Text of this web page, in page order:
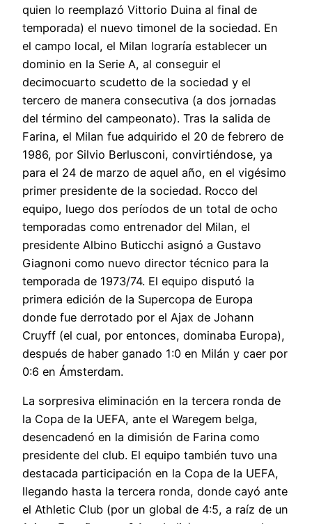
quien lo reemplazó Vittorio Duina al final de
temporada) el nuevo timonel de la sociedad. En
el campo local, el Milan lograría establecer un
dominio en la Serie A, al conseguir el
decimocuarto scudetto de la sociedad y el
tercero de manera consecutiva (a dos jornadas
del término del campeonato). Tras la salida de
Farina, el Milan fue adquirido el 20 de febrero de
1986, por Silvio Berlusconi, convirtiéndose, ya
para el 24 de marzo de aquel año, en el vigésimo
primer presidente de la sociedad. Rocco del
equipo, luego dos períodos de un total de ocho
temporadas como entrenador del Milan, el
presidente Albino Buticchi asignó a Gustavo
Giagnoni como nuevo director técnico para la
temporada de 1973/74. El equipo disputó la
primera edición de la Supercopa de Europa
donde fue derrotado por el Ajax de Johann
Cruyff (el cual, por entonces, dominaba Europa),
después de haber ganado 1:0 en Milán y caer por
0:6 en Ámsterdam.
La sorpresiva eliminación en la tercera ronda de
la Copa de la UEFA, ante el Waregem belga,
desencadenó en la dimisión de Farina como
presidente del club. El equipo también tuvo una
destacada participación en la Copa de la UEFA,
llegando hasta la tercera ronda, donde cayó ante
el Athletic Club (por un global de 4:5, a raíz de un